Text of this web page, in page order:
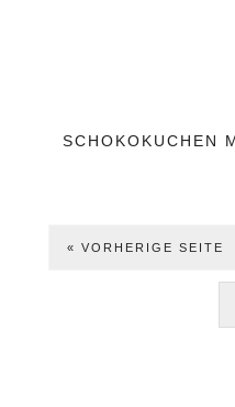
SCHOKOKUCHEN
« ZUR
VORHERIGE SEITE